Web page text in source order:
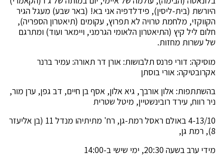
היורשת (בית-ליסין), פידלדפיה אני בא! (באר שבע) מעגל הגיר
הקווקזי, מלחמת טרויה לא תפרוץ, עקומים (תיאטרון הספריה),
חלום ליל קיץ (התיאטרון הלאומי הגרמני, ויימאר ועוד) ומתרגם
של עשרות מחזות.
מוסיקה: דורי פרנס תלבושות: אורן דר תאורה: עמיר ברנר
אקרובטיקה: אורי בוסתן
בהשתתפות: אלון אורבך, גיא אלון, אסף בן חיים, דב גפן, ערן מור,
ניר רווח, עירד רובינשטיין, מיטל שטרית
4-13/10 באולם ראסל רמת-גן, רח' מתיתיהו מנדל 11 (בן אליעזר
8), רמת גן,
מידי ערב בשעה 20:30, ימי שישי ב-14:00